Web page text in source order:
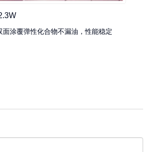
面涂覆弹性化合物不漏油，性能稳定